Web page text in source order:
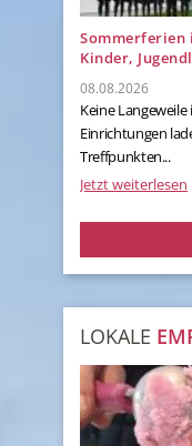
Sommerferien
Kinder,
08.08.2026
Keine
Einrichtungen
Treffpunkten...
Jetzt weiterlesen
LOKALE